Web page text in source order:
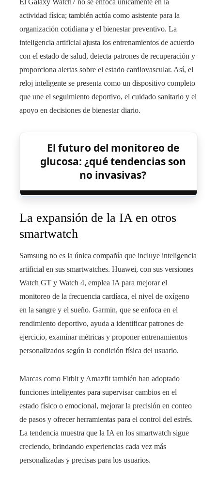
El Galaxy Watch7 no se enfoca únicamente en la
actividad física; también actúa como asistente para la
organización cotidiana y el bienestar preventivo. La
inteligencia artificial ajusta los entrenamientos de acuerdo
con el estado de salud, detecta patrones de recuperación y
proporciona alertas sobre el estado cardiovascular. Así, el
reloj inteligente se presenta como un dispositivo completo
que une el seguimiento deportivo, el cuidado sanitario y el
apoyo en decisiones de bienestar diario.
El futuro del monitoreo de
glucosa: ¿qué tendencias son
no invasivas?
La expansión de la IA en otros
smartwatch
Samsung no es la única compañía que incluye inteligencia
artificial en sus smartwatches. Huawei, con sus versiones
Watch GT y Watch 4, emplea IA para mejorar el
monitoreo de la frecuencia cardíaca, el nivel de oxígeno
en la sangre y el sueño. Garmin, que se enfoca en el
rendimiento deportivo, ayuda a identificar patrones de
ejercicio, examinar métricas y proponer entrenamientos
personalizados según la condición física del usuario.
Marcas como Fitbit y Amazfit también han adoptado
funciones inteligentes para supervisar cambios en el
estado físico o emocional, mejorar la precisión en conteo
de pasos y ofrecer herramientas para el control del estrés.
La tendencia muestra que la IA en los smartwatch sigue
creciendo, brindando experiencias cada vez más
personalizadas y precisas para los usuarios.